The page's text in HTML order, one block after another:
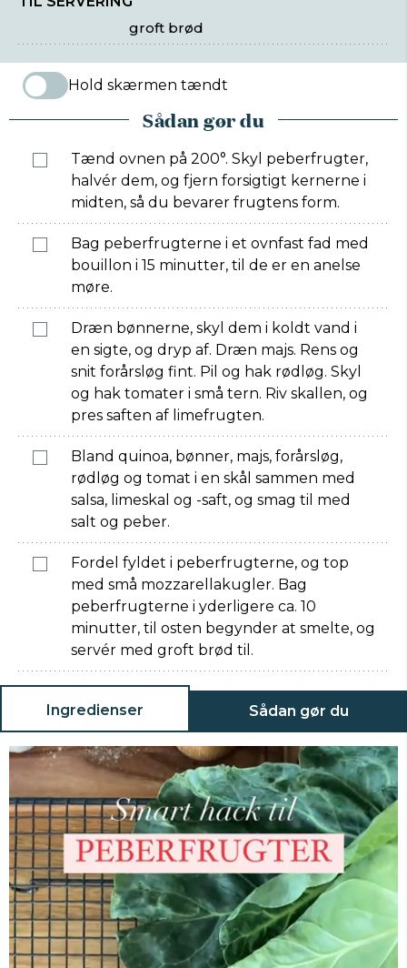
groft brød
Hold skærmen tændt
Sådan gør du
Tænd ovnen på 200°. Skyl peberfrugter,
halvér dem, og fjern forsigtigt kernerne i
midten, så du bevarer frugtens form.
Bag peberfrugterne i et ovnfast fad med
bouillon i 15 minutter, til de er en anelse
møre.
Dræn bønnerne, skyl dem i koldt vand i
en sigte, og dryp af. Dræn majs. Rens og
snit forårsløg fint. Pil og hak rødløg. Skyl
og hak tomater i små tern. Riv skallen, og
pres saften af limefrugten.
Bland quinoa, bønner, majs, forårsløg,
rødløg og tomat i en skål sammen med
salsa, limeskal og -saft, og smag til med
salt og peber.
Fordel fyldet i peberfrugterne, og top
med små mozzarellakugler. Bag
peberfrugterne i yderligere ca. 10
minutter, til osten begynder at smelte, og
servér med groft brød til.
Ingredienser Sådan gør du